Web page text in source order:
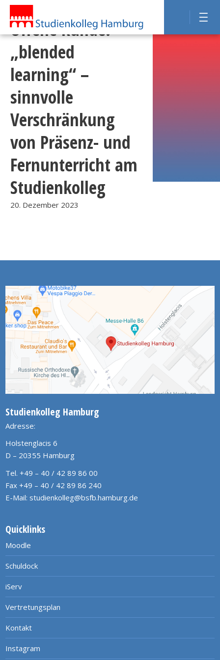
Offene Runde:
„blended
learning“ –
sinnvolle
Verschränkung
von Präsenz- und
Fernunterricht am
Studienkolleg
20. Dezember 2023
Studienkolleg Hamburg
Adresse:
Holstenglacis 6
D – 20355 Hamburg
Tel. +49 – 40 / 42 89 86 00
Fax +49 – 40 / 42 89 86 240
E-Mail: studienkolleg@bsfb.hamburg.de
Quicklinks
Moodle
Schuldock
iServ
Vertretungsplan
Kontakt
Instagram